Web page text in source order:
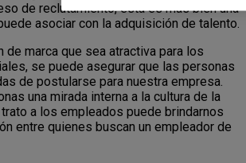
de reclutamiento, esta es más bien una
asociar con la adquisición de talento.
de marca que sea atractiva para los
se puede asegurar que las personas
de postularse para nuestra empresa.
una mirada interna a la cultura de la
a los empleados puede brindarnos
entre quienes buscan un empleador de